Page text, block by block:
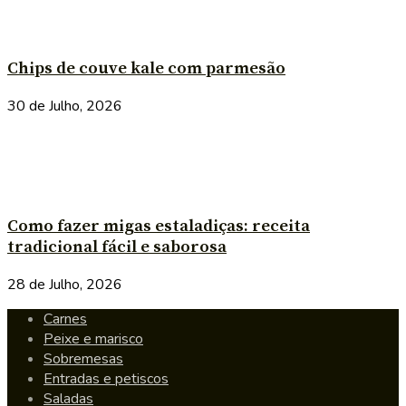
Chips de couve kale com parmesão
30 de Julho, 2026
Como fazer migas estaladiças: receita
tradicional fácil e saborosa
28 de Julho, 2026
Carnes
Peixe e marisco
Sobremesas
Entradas e petiscos
Saladas